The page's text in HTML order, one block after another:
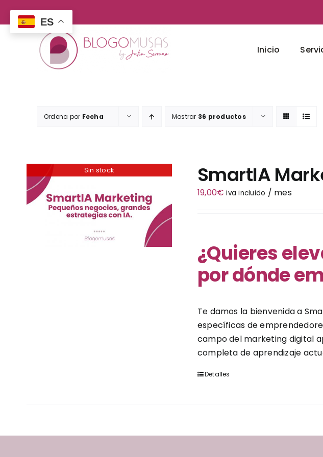
contenido
Inicio
Ordena por Fecha Mostrar 36 productos
Sin stock SmartIA
19,00€ iva incluido / mes
¿Quieres
por dónde
Te damos la bienvenida a
específicas de
campo del marketing digital
completa de aprendizaje
Detalles
ES